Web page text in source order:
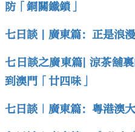
防「銅關鐵鎖」
七日談 | 廣東篇：正是浪
七日談之廣東篇| 涼茶舖
到澳門「廿四味」
七日談｜廣東篇：粵港澳